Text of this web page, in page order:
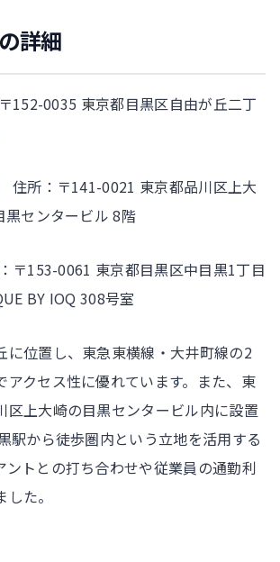
詳細
152-0035 東京都目黒区自由が丘二丁
住所：〒141-0021 東京都品川区上大
黒センタービル 8階
〒153-0061 東京都目黒区中目黒1丁目
BY IOQ 308号室
に位置し、東急東横線・大井町線の2
アクセス性に優れています。また、東
区上大崎の目黒センタービル内に設置
駅から徒歩圏内という立地を活用する
ントとの打ち合わせや従業員の通勤利
た。